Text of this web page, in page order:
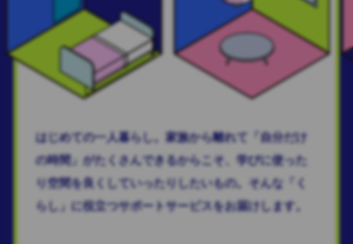
はじめての一人暮らし。家族から離れて「自分だけ
の時間」がたくさんできるからこそ、学びに使った
り空間を良くしていったりしたいもの。そんな「く
らし」に役立つサポートサービスをお届けします。